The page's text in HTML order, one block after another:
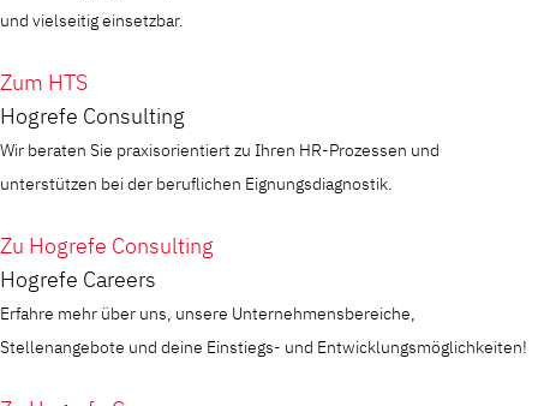
und vielseitig einsetzbar.
Zum HTS
Hogrefe Consulting
Wir beraten Sie praxisorientiert zu Ihren HR-Prozessen und
unterstützen bei der beruflichen Eignungsdiagnostik.
Zu Hogrefe Consulting
Hogrefe Careers
Erfahre mehr über uns, unsere Unternehmensbereiche,
Stellenangebote und deine Einstiegs- und Entwicklungsmöglichkeiten!